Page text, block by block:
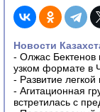
Новости
- Олжас Бектенов
узком формате в
- Развитие
- Агитационная
встретилась с